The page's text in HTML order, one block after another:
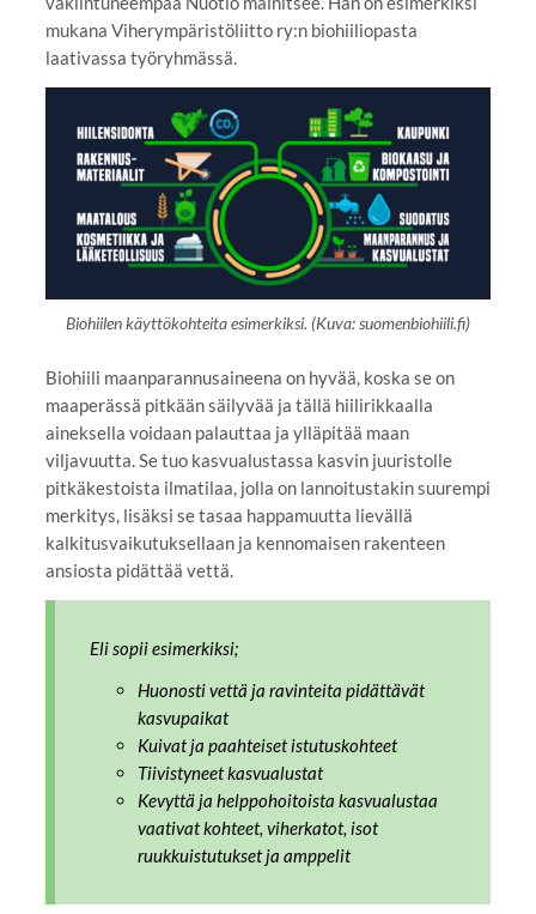
mukana Viherympäristöliitto ry:n biohiiliopasta
laativassa työryhmässä.
Biohiilen käyttökohteita esimerkiksi. (Kuva: suomenbiohiili.fi)
Biohiili maanparannusaineena on hyvää, koska se on
maaperässä pitkään säilyvää ja tällä hiilirikkaalla
aineksella voidaan palauttaa ja ylläpitää maan
viljavuutta. Se tuo kasvualustassa kasvin juuristolle
pitkäkestoista ilmatilaa, jolla on lannoitustakin suurempi
merkitys, lisäksi se tasaa happamuutta lievällä
kalkitusvaikutuksellaan ja kennomaisen rakenteen
ansiosta pidättää vettä.
Eli sopii esimerkiksi;
Huonosti vettä ja ravinteita pidättävät
kasvupaikat
Kuivat ja paahteiset istutuskohteet
Tiivistyneet kasvualustat
Kevyttä ja helppohoitoista kasvualustaa
vaativat kohteet, viherkatot, isot
ruukkuistutukset ja amppelit